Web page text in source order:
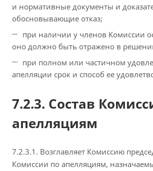
и нормативные документы и
обосновывающие отказ;
при наличии у членов Комиссии
оно должно быть отражено в
при полном или частичном
апелляции срок и способ ее
7.2.3. Состав
апелляциям
7.2.3.1. Возглавляет Комиссию
Комиссии по апелляциям,